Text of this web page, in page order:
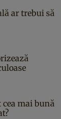
ar trebui să
cea mai bună